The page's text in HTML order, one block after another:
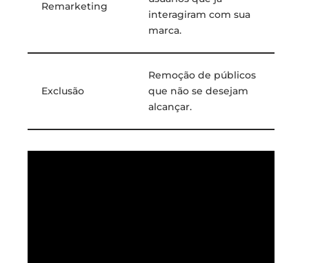
Remarketing
interagiram com sua
marca.
Exclusão
Remoção de públicos
que não se desejam
alcançar.